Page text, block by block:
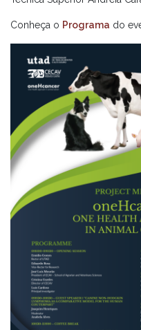
Conheça o Programa do